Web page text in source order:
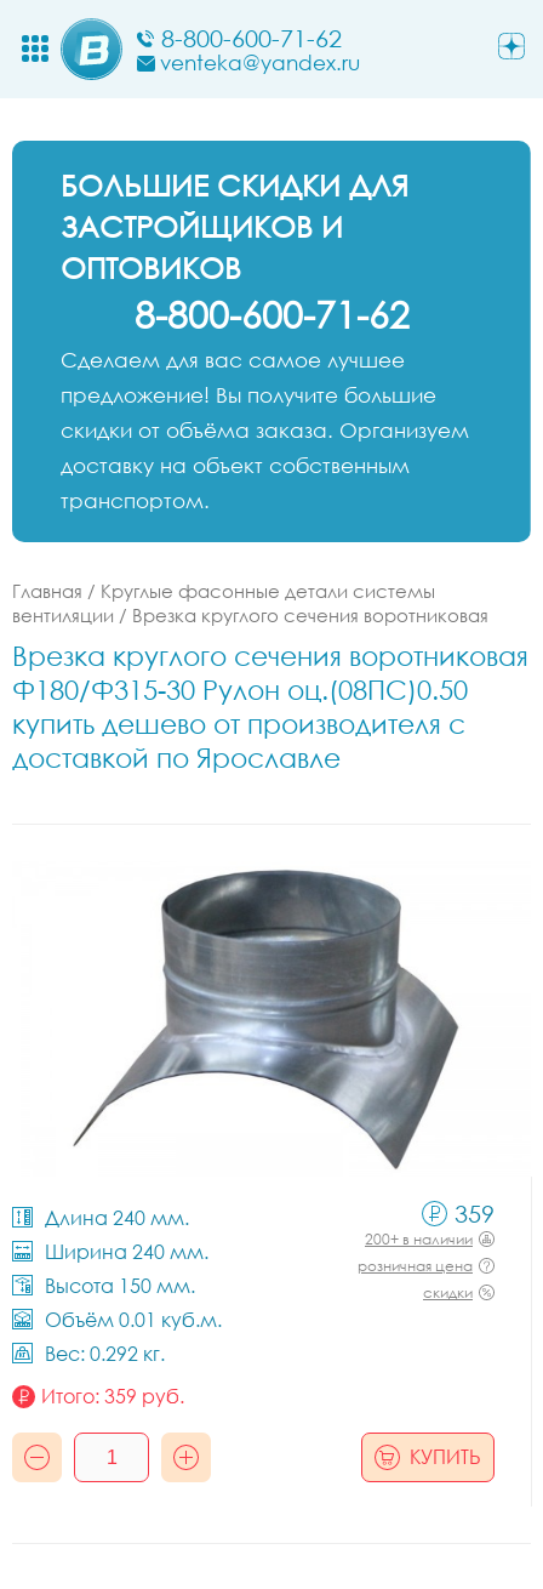
8-800-600-71-62
venteka@yandex.ru
БОЛЬШИЕ СКИДКИ ДЛЯ
ЗАСТРОЙЩИКОВ И
ОПТОВИКОВ
8-800-600-71-62
Сделаем для вас самое лучшее
предложение! Вы получите большие
скидки от объёма заказа. Организуем
доставку на объект собственным
транспортом.
Главная / Круглые фасонные детали системы
вентиляции / Врезка круглого сечения воротниковая
Врезка круглого сечения воротниковая
Ф180/Ф315-30 Рулон оц.(08ПС)0.50
купить дешево от производителя с
доставкой по Ярославле
Длина 240 мм.
Ширина 240 мм.
Высота 150 мм.
Объём 0.01 куб.м.
Вес: 0.292 кг.
359
200+ в наличии
розничная цена
скидки
Итого: 359 руб.
КУПИТЬ